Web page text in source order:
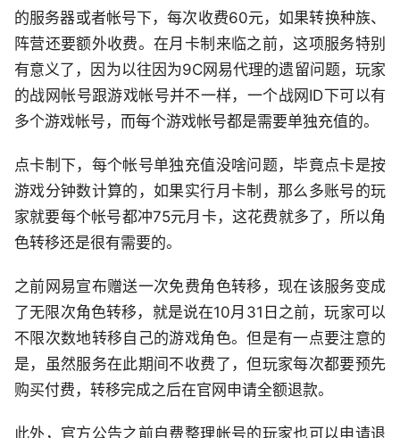
的服务器或者帐号下，每次收费60元，如果转换种族、
阵营还要额外收费。在月卡制来临之前，这项服务特别
有意义了，因为以往因为9C网易代理的遗留问题，玩家
的战网帐号跟游戏帐号并不一样，一个战网ID下可以有
多个游戏帐号，而每个游戏帐号都是需要单独充值的。
点卡制下，每个帐号单独充值没啥问题，毕竟点卡是按
游戏分钟数计算的，如果实行月卡制，那么多账号的玩
家就要每个帐号都冲75元月卡，这花费就多了，所以角
色转移还是很有需要的。
之前网易宣布赠送一次免费角色转移，现在该服务变成
了无限次角色转移，就是说在10月31日之前，玩家可以
不限次数地转移自己的游戏角色。但是有一点要注意的
是，虽然服务在此期间不收费了，但玩家每次都要预先
购买付费，转移完成之后在官网申请全额退款。
此外，官方公告之前自费整理帐号的玩家也可以申请退